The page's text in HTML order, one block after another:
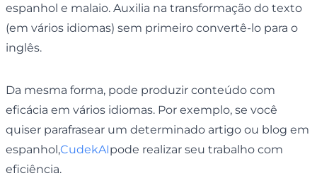
espanhol e malaio. Auxilia na transformação do texto
(em vários idiomas) sem primeiro convertê-lo para o
inglês.
Da mesma forma, pode produzir conteúdo com
eficácia em vários idiomas. Por exemplo, se você
quiser parafrasear um determinado artigo ou blog em
espanhol,CudekAIpode realizar seu trabalho com
eficiência.